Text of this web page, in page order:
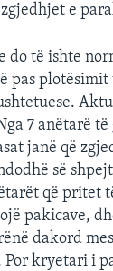
e
do të ishte
pas plotësimit
7 anëtarë të
janë që
së
që pritet
pakicave,
dakord
Por kryetari i